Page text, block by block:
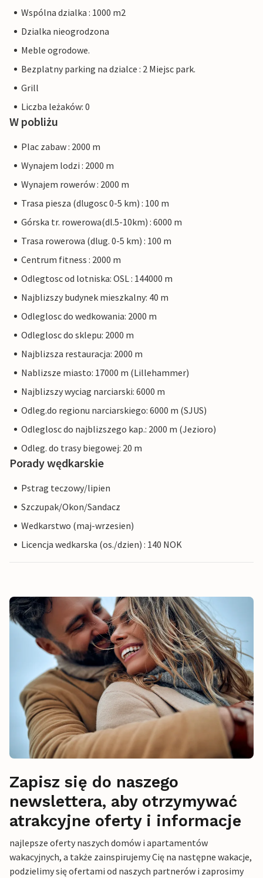
Wspólna dzialka : 1000 m2
Dzialka nieogrodzona
Meble ogrodowe.
Bezplatny parking na dzialce : 2 Miejsc park.
Grill
Liczba leżaków: 0
W pobliżu
Plac zabaw : 2000 m
Wynajem lodzi : 2000 m
Wynajem rowerów : 2000 m
Trasa piesza (dlugosc 0-5 km) : 100 m
Górska tr. rowerowa(dl.5-10km) : 6000 m
Trasa rowerowa (dlug. 0-5 km) : 100 m
Centrum fitness : 2000 m
Odlegtosc od lotniska: OSL : 144000 m
Najblizszy budynek mieszkalny: 40 m
Odleglosc do wedkowania: 2000 m
Odleglosc do sklepu: 2000 m
Najblizsza restauracja: 2000 m
Nablizsze miasto: 17000 m (Lillehammer)
Najblizszy wyciag narciarski: 6000 m
Odleg.do regionu narciarskiego: 6000 m (SJUS)
Odleglosc do najblizszego kap.: 2000 m (Jezioro)
Odleg. do trasy biegowej: 20 m
Porady wędkarskie
Pstrag teczowy/lipien
Szczupak/Okon/Sandacz
Wedkarstwo (maj-wrzesien)
Licencja wedkarska (os./dzien) : 140 NOK
Zapisz się do naszego
newslettera, aby otrzymywać
atrakcyjne oferty i informacje
najlepsze oferty naszych domów i apartamentów
wakacyjnych, a także zainspirujemy Cię na następne wakacje,
podzielimy się ofertami od naszych partnerów i zaprosimy